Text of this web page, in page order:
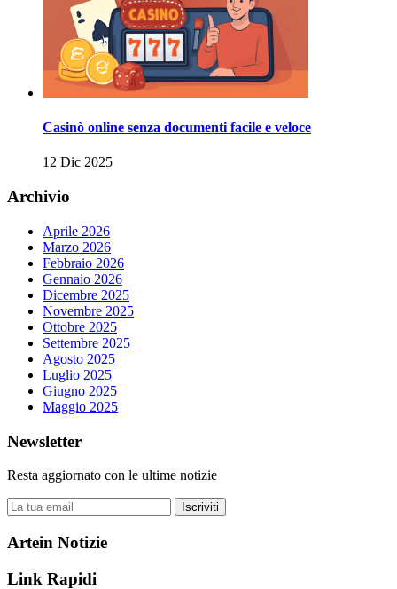
Casinò online senza documenti facile e veloce
12 Dic 2025
Archivio
Aprile 2026
Marzo 2026
Febbraio 2026
Gennaio 2026
Dicembre 2025
Novembre 2025
Ottobre 2025
Settembre 2025
Agosto 2025
Luglio 2025
Giugno 2025
Maggio 2025
Newsletter
Resta aggiornato con le ultime notizie
Iscriviti
Artein Notizie
Link Rapidi